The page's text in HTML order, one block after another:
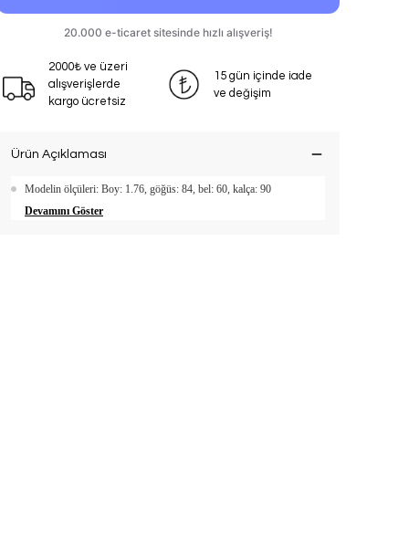
2000₺ ve üzeri
alışverişlerde
kargo ücretsiz
15 gün içinde iade
ve değişim
Ürün Açıklaması
Modelin ölçüleri: Boy: 1.76, göğüs: 84, bel: 60, kalça: 90
Devamını Göster